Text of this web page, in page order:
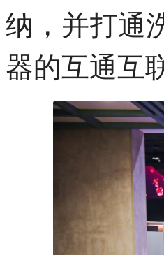
纳，并打通
器的互通互